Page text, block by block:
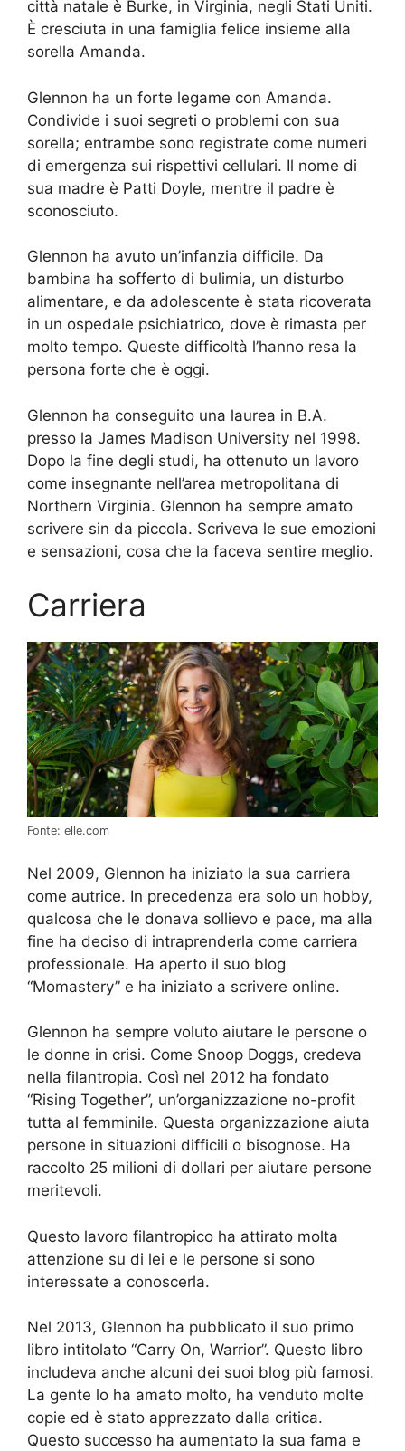
città natale è Burke, in Virginia, negli Stati Uniti.
È cresciuta in una famiglia felice insieme alla
sorella Amanda.
Glennon ha un forte legame con Amanda.
Condivide i suoi segreti o problemi con sua
sorella; entrambe sono registrate come numeri
di emergenza sui rispettivi cellulari. Il nome di
sua madre è Patti Doyle, mentre il padre è
sconosciuto.
Glennon ha avuto un’infanzia difficile. Da
bambina ha sofferto di bulimia, un disturbo
alimentare, e da adolescente è stata ricoverata
in un ospedale psichiatrico, dove è rimasta per
molto tempo. Queste difficoltà l’hanno resa la
persona forte che è oggi.
Glennon ha conseguito una laurea in B.A.
presso la James Madison University nel 1998.
Dopo la fine degli studi, ha ottenuto un lavoro
come insegnante nell’area metropolitana di
Northern Virginia. Glennon ha sempre amato
scrivere sin da piccola. Scriveva le sue emozioni
e sensazioni, cosa che la faceva sentire meglio.
Carriera
Fonte: elle.com
Nel 2009, Glennon ha iniziato la sua carriera
come autrice. In precedenza era solo un hobby,
qualcosa che le donava sollievo e pace, ma alla
fine ha deciso di intraprenderla come carriera
professionale. Ha aperto il suo blog
“Momastery” e ha iniziato a scrivere online.
Glennon ha sempre voluto aiutare le persone o
le donne in crisi. Come Snoop Doggs, credeva
nella filantropia. Così nel 2012 ha fondato
“Rising Together”, un’organizzazione no-profit
tutta al femminile. Questa organizzazione aiuta
persone in situazioni difficili o bisognose. Ha
raccolto 25 milioni di dollari per aiutare persone
meritevoli.
Questo lavoro filantropico ha attirato molta
attenzione su di lei e le persone si sono
interessate a conoscerla.
Nel 2013, Glennon ha pubblicato il suo primo
libro intitolato “Carry On, Warrior”. Questo libro
includeva anche alcuni dei suoi blog più famosi.
La gente lo ha amato molto, ha venduto molte
copie ed è stato apprezzato dalla critica.
Questo successo ha aumentato la sua fama e